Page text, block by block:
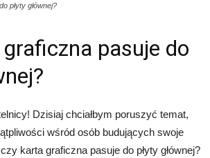
płyty głównej?
pasuje do
Dzisiaj chciałbym poruszyć temat,
wśród osób budujących swoje
karta graficzna pasuje do płyty głównej?